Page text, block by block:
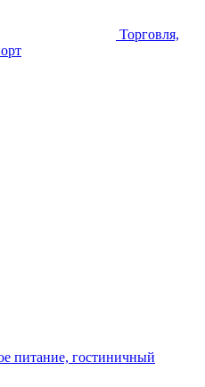
Торговля,
питание, гостиничный